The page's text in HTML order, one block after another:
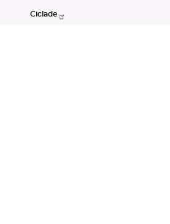
Ciclade